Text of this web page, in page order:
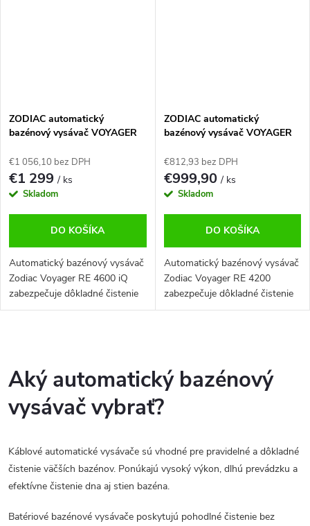
ZODIAC automatický
bazénový vysávač VOYAGER
€1 056,10 bez DPH
€1 299/ ks
Skladom
DO KOŠÍKA
Automatický bazénový vysávač
Zodiac Voyager RE 4600 iQ
zabezpečuje dôkladné čistenie
dna, stien aj vodnej linky
ZODIAC automatický
bazénový vysávač VOYAGER
€812,93 bez DPH
€999,90/ ks
Skladom
DO KOŠÍKA
Automatický bazénový vysávač
Zodiac Voyager RE 4200
zabezpečuje dôkladné čistenie
dna, stien aj vodnej linky
v
l
d
a
c
Aký automatický bazénový
vysávač vybrať?
Káblové automatické vysávače sú vhodné pre pravidelné a dôkladné
čistenie väčších bazénov. Ponúkajú vysoký výkon, dlhú prevádzku a
efektívne čistenie dna aj stien bazéna.
Batériové bazénové vysávače poskytujú pohodlné čistenie bez